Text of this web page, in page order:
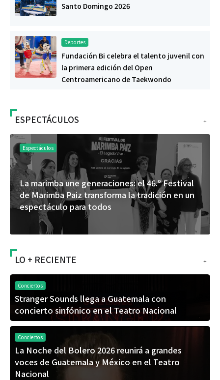
Santo Domingo 2026
Deportes
Fundación Bi celebra el talento juvenil con
la primera edición del Open
Centroamericano de Taekwondo
+
ESPECTÁCULOS
Espectáculos
La marimba une generaciones: el 46.º Festival
de Marimba Paiz transforma la tradición en un
espectáculo para todos
+
LO + RECIENTE
Conciertos
Stranger Sounds llega a Guatemala con
concierto sinfónico en el Teatro Nacional
Conciertos
La Noche del Bolero 2026 reunirá a grandes
voces de Guatemala y México en el Teatro
Nacional